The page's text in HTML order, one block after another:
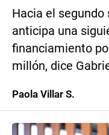
Hacia el
anticipa una
financiamiento
millón, dice
Paola Villar S.